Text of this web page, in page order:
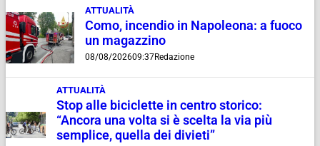
ATTUALITÀ
Como, incendio in Napoleona: a fuoco
un magazzino
08/08/202609:37Redazione
ATTUALITÀ
Stop alle biciclette in centro storico:
“Ancora una volta si è scelta la via più
semplice, quella dei divieti”